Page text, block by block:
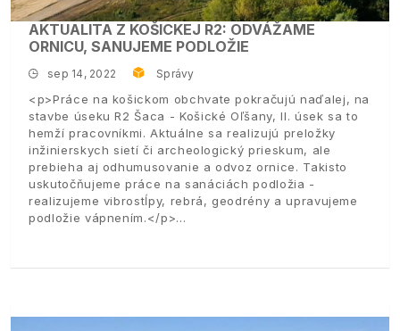
AKTUALITA Z KOŠICKEJ R2: ODVÁŽAME
ORNICU, SANUJEME PODLOŽIE
sep 14, 2022 Správy
<p>Práce na košickom obchvate pokračujú naďalej, na
stavbe úseku R2 Šaca - Košické Oľšany, II. úsek sa to
hemží pracovníkmi. Aktuálne sa realizujú preložky
inžinierskych sietí či archeologický prieskum, ale
prebieha aj odhumusovanie a odvoz ornice. Takisto
uskutočňujeme práce na sanáciách podložia -
realizujeme vibrostĺpy, rebrá, geodrény a upravujeme
podložie vápnením.</p>